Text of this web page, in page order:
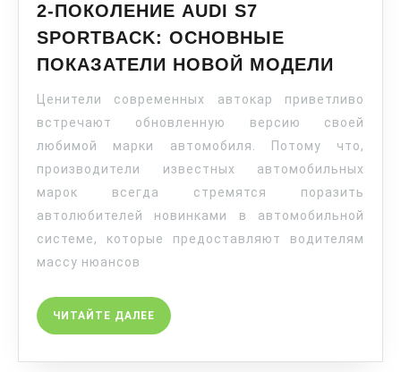
2-ПОКОЛЕНИЕ AUDI S7
SPORTBACK: ОСНОВНЫЕ
ПОКАЗАТЕЛИ НОВОЙ МОДЕЛИ
Ценители современных автокар приветливо
встречают обновленную версию своей
любимой марки автомобиля. Потому что,
производители известных автомобильных
марок всегда стремятся поразить
автолюбителей новинками в автомобильной
системе, которые предоставляют водителям
массу нюансов
ЧИТАЙТЕ ДАЛЕЕ